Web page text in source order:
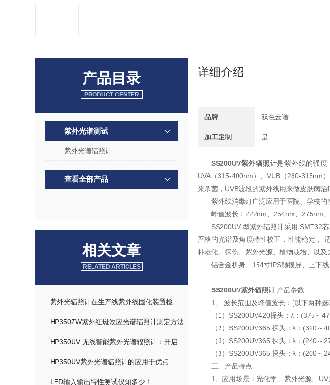
产品目录
PRODUCT CENTER
紫外光谱测试
紫外光谱辐照计
查看全部产品
相关文章
RELATED ARTICLES
HP350ZW紫外红斑效应光谱辐照计测定方法
HP350UV紫外光谱辐照计的应用于优点
LED输入输出特性测试仪知多少！
详细介绍
品牌 双色云谱
加工定制 是
SS200UV紫外辐照计是紫外线的强度
UVA（315-400nm）、VUB（280-315nm
来杀菌，UVB波段的紫外线用来做皮肤病治
紫外线消毒灯广泛应用于医院、学校的
峰值波长：222nm、254nm、275nm
SS200UV 型紫外辐照计采用 SMT32
严格的光谱及角度特性校正，性能稳定，
料老化、探伤、紫外光源、植物栽培、以及
铝合金机身、154寸IPS触摸屏、上下
SS200UV紫外辐照计 产品参数
1、 波长范围及峰值波长：(以下两种选
（1）SS200UV420探头：λ：(375～
（2）SS200UV365 探头：λ：(320～
（3）SS200UV365 探头：λ：(240～
（3）SS200UV365 探头：λ：(200～
三、产品特点
1、应用场景：光化学、紫外光源、